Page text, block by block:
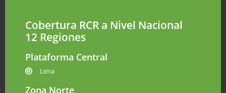
Cobertura RCR a Nivel Nacional
12 Regiones
Plataforma Central
Lima
Zona Norte